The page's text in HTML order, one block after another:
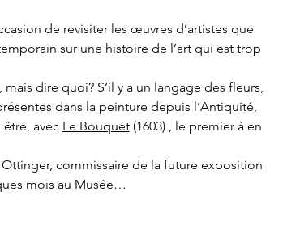
de revisiter les œuvres d’artistes que
sur une histoire de l’art qui est trop
dire quoi? S’il y a un langage des fleurs,
dans la peinture depuis l’Antiquité,
avec Le Bouquet (1603) , le premier à en
commissaire de la future exposition
mois au Musée…